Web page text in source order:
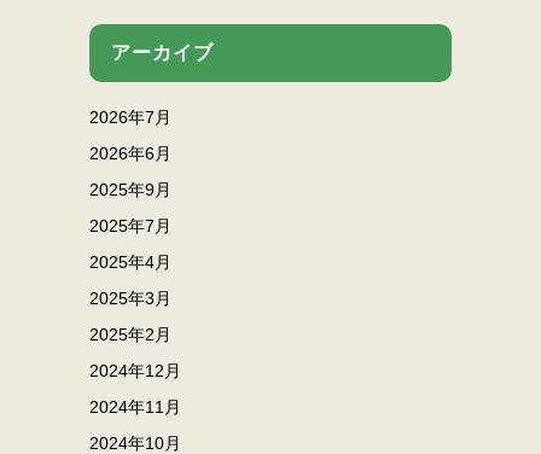
アーカイブ
2026年7月
2026年6月
2025年9月
2025年7月
2025年4月
2025年3月
2025年2月
2024年12月
2024年11月
2024年10月